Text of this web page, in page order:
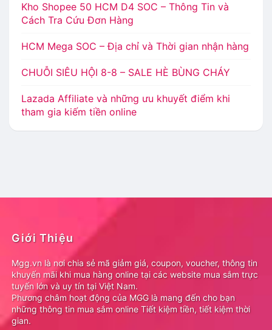
Kho Shopee 50 HCM D4 SOC – Thông Tin và
Cách Tra Cứu Đơn Hàng
HCM Mega SOC – Địa chỉ và Thời gian nhận hàng
CHUỖI SIÊU HỘI 8-8 – SALE HÈ BÙNG CHÁY
Lazada Affiliate và những ưu khuyết điểm khi
tham gia kiếm tiền online
Giới Thiệu
Mgg.vn là nơi chia sẻ mã giảm giá, coupon, voucher, thông tin
khuyến mãi khi mua hàng online tại các website mua sắm trực
tuyến lớn và uy tín tại Việt Nam.
Phương châm hoạt động của MGG là mang đến cho bạn
những thông tin mua sắm online Tiết kiệm tiền, tiết kiệm thời
gian.